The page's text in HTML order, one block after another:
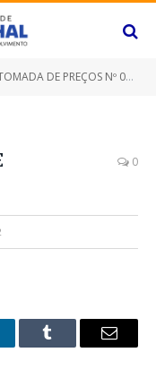
DE PREÇOS Nº 020/2022 (Contratação de empresa especializada para reforma e ampliação do mercado central de carnes, neste Município de Castanhal/Pará)
0
Tumblr
E-